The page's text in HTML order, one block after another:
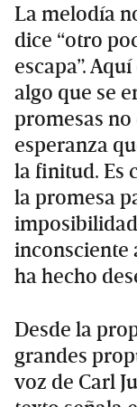
La melodía
dice “otro
escapa”.
algo que se
promesas
esperanza
la finitud. Es
la promesa
inconsciente
ha hecho
Desde la
grandes
voz de Carl